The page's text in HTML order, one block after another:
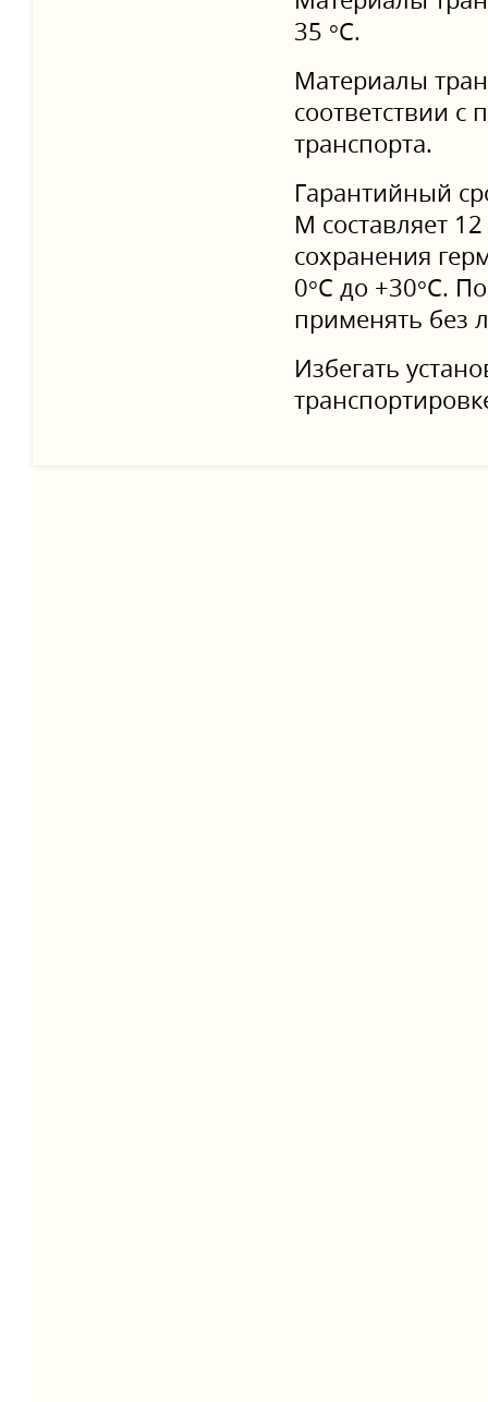
35 °С.
Материалы
соответствии
транспорта.
Гарантийный
M составляет
сохранения
0°С до +30°С.
применять без
Избегать